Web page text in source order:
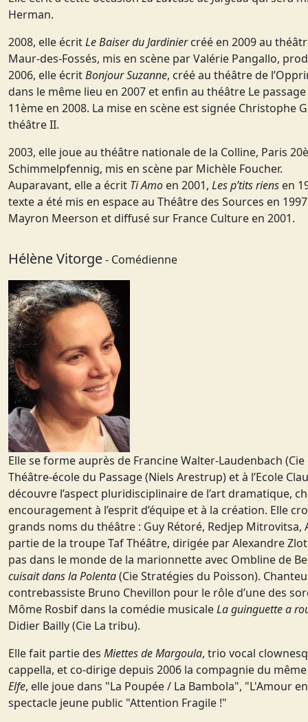
Herman.
2008, elle écritLe Baiser du Jardiniercréé en 2009 au
Maur-des-Fossés, mis en scène par Valérie Pangallo,
2006, elle écritBonjour Suzanne, créé au théâtre de
dans le même lieu en 2007 et enfin au théâtre Le
11ème en 2008. La mise en scène est signée Christophe
théâtre II.
2003, elle joue au théâtre nationale de la Colline, Paris
Schimmelpfennig, mis en scène par Michèle Foucher.
Auparavant, elle a écrit Ti Amo en 2001, Les p’tits riens en
texte a été mis en espace au Théâtre des Sources en
Mayron Meerson et diffusé sur France Culture en 2001.
Hélène Vitorge- Comédienne
Elle se forme auprès de Francine Walter-Laudenbach
Théâtre-école du Passage (Niels Arestrup) et à l’Ecole
découvre l’aspect pluridisciplinaire de l’art dramatique,
encouragement à l’esprit d’équipe et à la création. Elle
grands noms du théâtre : Guy Rétoré, Redjep
partie de la troupe Taf Théâtre, dirigée par Alexandre
pas dans le monde de la marionnette avec Ombline de
cuisait dans la Polenta(Cie Stratégies du Poisson).
contrebassiste Bruno Chevillon pour le rôle d’une des
Môme Rosbif dans la comédie musicaleLa guinguette a
Didier Bailly (Cie La tribu).
Elle fait partie des Miettes de Margoula, trio vocal
cappella, et co-dirige depuis 2006 la compagnie du
Elfe, elle joue dans "La Poupée / La Bambola", "L'Amour
spectacle jeune public "Attention Fragile !"